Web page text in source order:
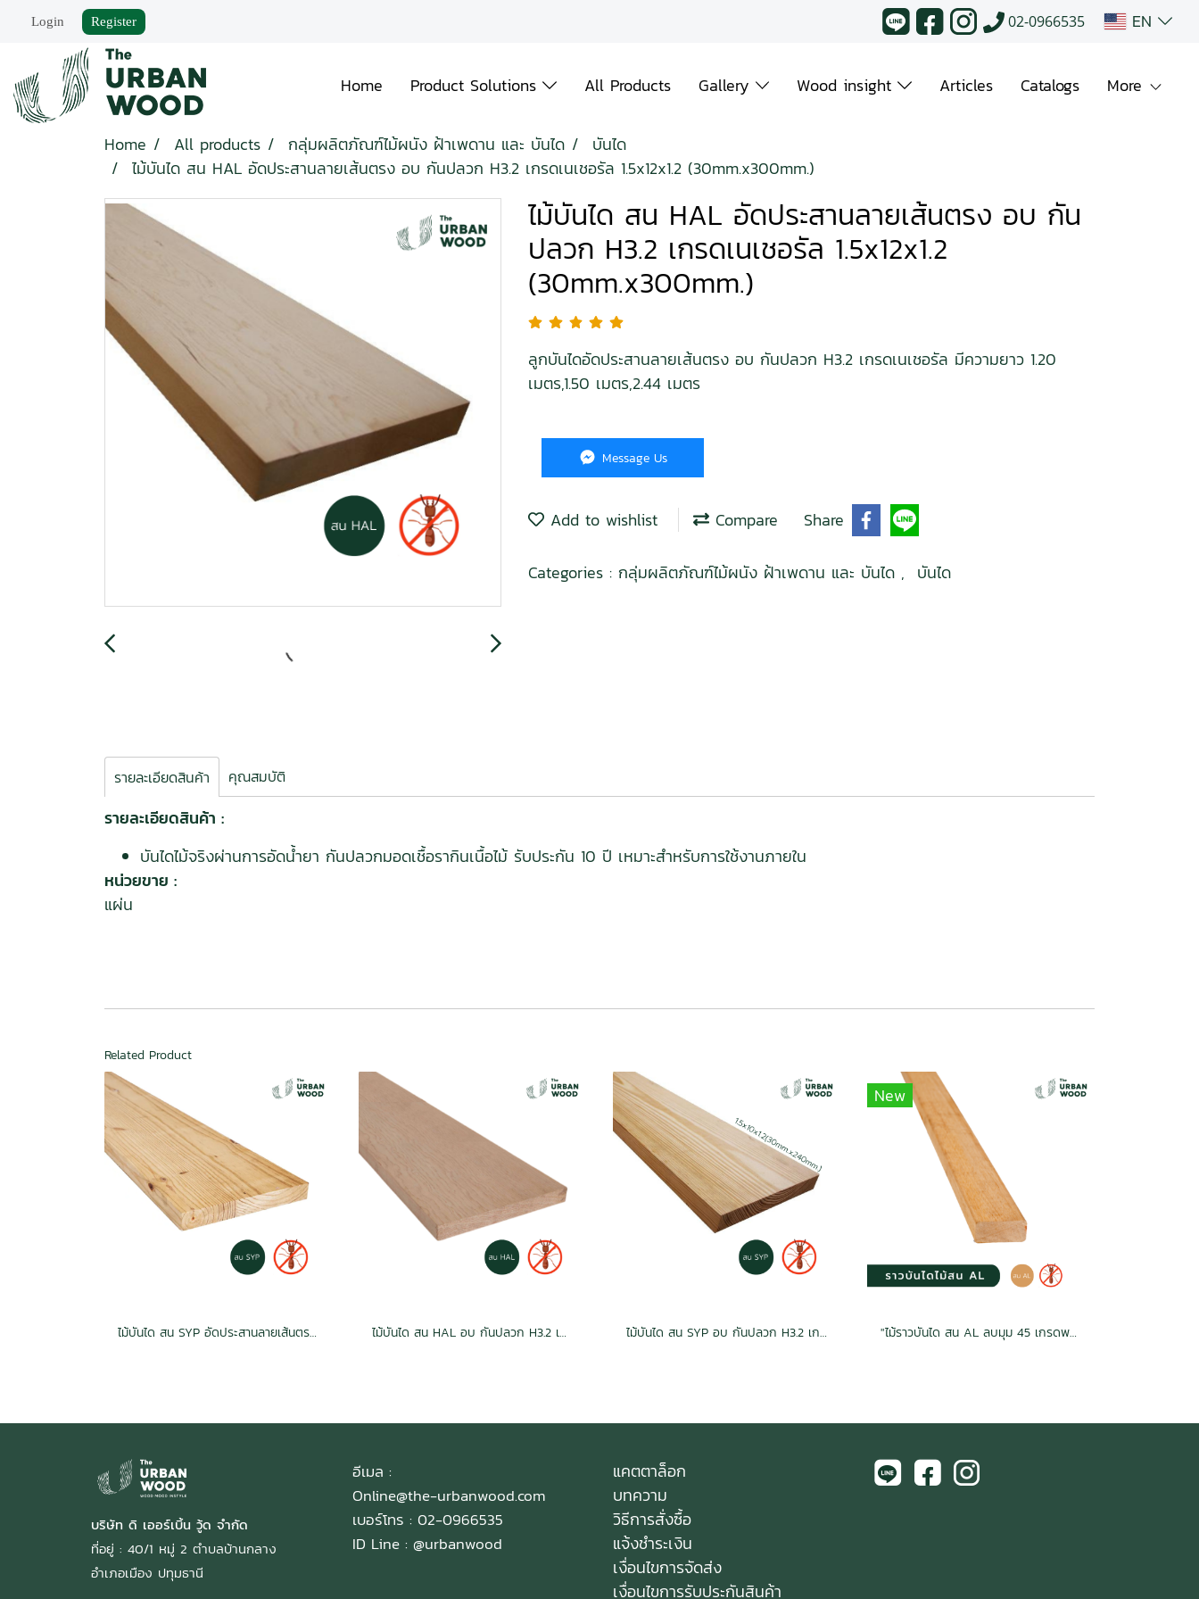
Login Register 02-0966535 EN
Home Product Solutions All Products Gallery Wood insight Articles Catalogs More
Home All products กลุ่มผลิตภัณฑ์ไม้ผนัง ฝ้าเพดาน และ บันได
บันได
ไม้บันได สน HAL อัดประสานลายเส้นตรง อบ กันปลวก H3.2 เกรดเนเชอรัล 1.5x12x1.2 (30mm.x300mm.)
ไม้บันได สน HAL อัดประสานลายเส้นตรง อบ กัน
ปลวก H3.2 เกรดเนเชอรัล 1.5x12x1.2
(30mm.x300mm.)
ลูกบันไดอัดประสานลายเส้นตรง อบ กันปลวก H3.2 เกรดเนเชอรัล มีความยาว 1.20
เมตร,1.50 เมตร,2.44 เมตร
Message Us
Add to wishlist Compare Share
Categories : กลุ่มผลิตภัณฑ์ไม้ผนัง ฝ้าเพดาน และ บันได , บันได
รายละเอียดสินค้า คุณสมบัติ
รายละเอียดสินค้า :
บันไดไม้จริงผ่านการอัดน้ำยา กันปลวกมอดเชื้อรากินเนื้อไม้ รับประกัน 10 ปี เหมาะสำหรับการใช้งานภายใน
หน่วยขาย :
แผ่น
Related Product
ไม้บันได สน SYP อัดประสานลายเส้นตรง อบ กันปลวก H3.2 เกรดเนเชอรัล 1.5x12x1.2 (30mm.x300mm.) ไม้บันได สน HAL อบ กันปลวก H3.2 เกรดเนเชอรัล 1.5x12x2.4 (30mm.x280mm.) ไม้บันได สน SYP อบ กันปลวก H3.2 เกรดเนเชอรัล 1.5x10x1.2 (30mm.x240mm.)
New
"ไม้ราวบันได สน AL ลบมุม 45 เกรดพรีเมี่ยม 2x4x3.0 (42mm.x85mm.)"
บริษัท ดิ เออร์เบิ้น วู้ด จำกัด
ที่อยู่ : 40/1 หมู่ 2 ตำบลบ้านกลาง
อำเภอเมือง ปทุมธานี
อีเมล :
Online@the-urbanwood.com
เบอร์โทร : 02-0966535
ID Line : @urbanwood
แคตตาล็อก
บทความ
วิธีการสั่งซื้อ
แจ้งชำระเงิน
เงื่อนไขการจัดส่ง
เงื่อนไขการรับประกันสินค้า